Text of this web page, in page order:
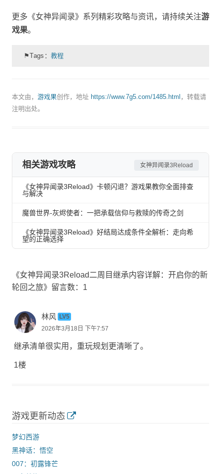
更多《女神异闻录》系列精彩攻略与资讯，请持续关注游
戏果。
⚑Tags：教程
本文由， 游戏果创作，地址 https://www.7g5.com/1485.html ，转载请
注明出处。
相关游戏攻略 女神异闻录3Reload
《女神异闻录3Reload》卡顿闪退？游戏果教你全面排查
与解决
魔兽世界-灰烬使者：一把承载信仰与救赎的传奇之剑
《女神异闻录3Reload》好结局达成条件全解析：走向希
望的正确选择
《女神异闻录3Reload二周目继承内容详解：开启你的新
轮回之旅》留言数：1
林风 LV5
2026年3月18日 下午7:57
继承清单很实用，重玩规划更清晰了。
1楼
游戏更新动态
梦幻西游
黑神话：悟空
007：初露锋芒